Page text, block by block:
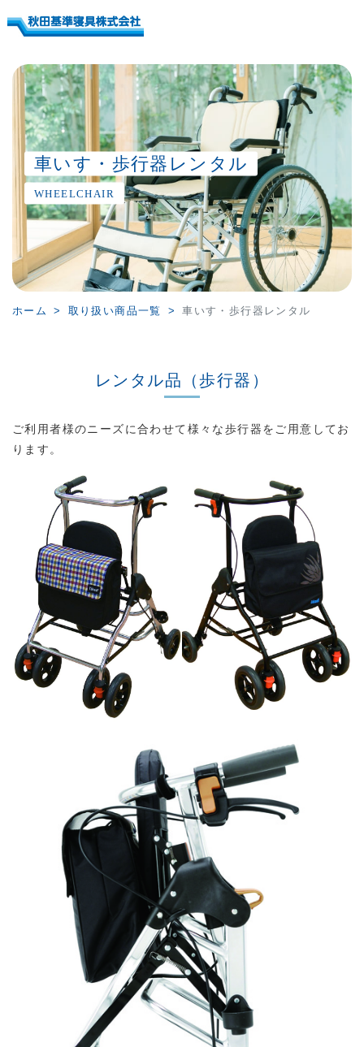
車いす・歩行器レンタル
WHEELCHAIR
ホーム 取り扱い商品一覧 車いす・歩行器レンタル
レンタル品（歩行器）
ご利用者様のニーズに合わせて様々な歩行器をご用意してお
ります。